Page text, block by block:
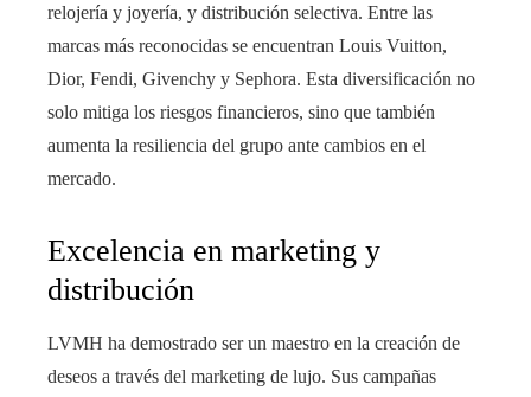
relojería y joyería, y distribución selectiva. Entre las
marcas más reconocidas se encuentran Louis Vuitton,
Dior, Fendi, Givenchy y Sephora. Esta diversificación no
solo mitiga los riesgos financieros, sino que también
aumenta la resiliencia del grupo ante cambios en el
mercado.
Excelencia en marketing y
distribución
LVMH ha demostrado ser un maestro en la creación de
deseos a través del marketing de lujo. Sus campañas